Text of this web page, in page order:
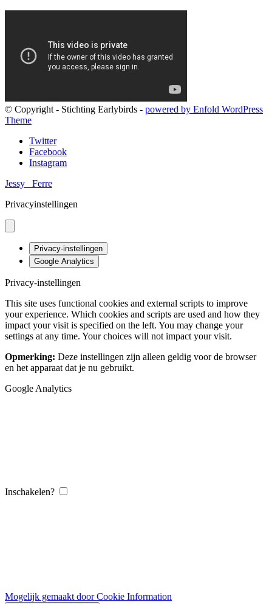
© Copyright - Stichting Earlybirds - powered by Enfold WordPress
Theme
Twitter
Facebook
Instagram
Jessy
Ferre
Privacyinstellingen
Privacy-instellingen
Google Analytics
Privacy-instellingen
This site uses functional cookies and external scripts to improve
your experience. Which cookies and scripts are used and how they
impact your visit is specified on the left. You may change your
settings at any time. Your choices will not impact your visit.
Opmerking: Deze instellingen zijn alleen geldig voor de browser
en het apparaat dat je nu gebruikt.
Google Analytics
Inschakelen?
Mogelijk gemaakt door Cookie Information